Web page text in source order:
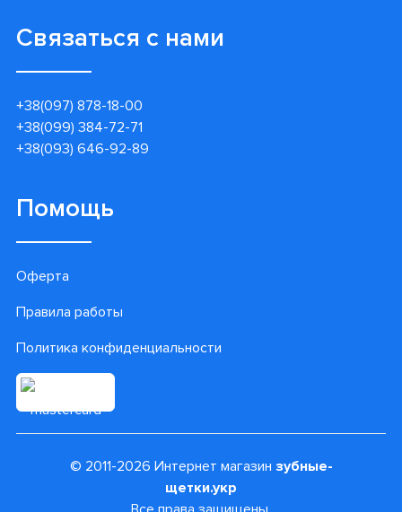
Связаться с нами
+38(097) 878-18-00
+38(099) 384-72-71
+38(093) 646-92-89
Помощь
Оферта
Правила работы
Политика конфиденциальности
© 2011-2026 Интернет магазин зубные-
щетки.укр